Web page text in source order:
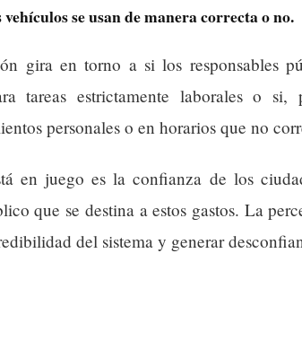
vehículos se usan de manera correcta o no.
gira en torno a si los responsables
tareas estrictamente laborales o
personales o en horarios que no
en juego es la confianza de los
que se destina a estos gastos. La
del sistema y generar